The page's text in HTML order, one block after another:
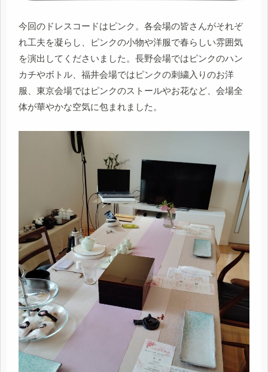
今回のドレスコードはピンク。各会場の皆さんがそれぞ
れ工夫を凝らし、ピンクの小物や洋服で春らしい雰囲気
を演出してくださいました。長野会場ではピンクのハン
カチやボトル、福井会場ではピンクの刺繍入りのお洋
服、東京会場ではピンクのストールやお花など、会場全
体が華やかな空気に包まれました。